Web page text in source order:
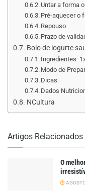
Untar a forma
Pré-aquecer o
Repouso
Prazo de
Bolo de iogurte
Ingredientes
Modo de
Dicas
Dados
NCultura
Artigos Relacionados
O